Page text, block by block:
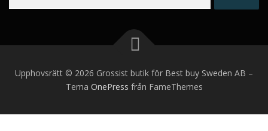
Upphovsrätt © 2026 Grossist butik för Best buy Sweden AB –
Tema OnePress från FameThemes